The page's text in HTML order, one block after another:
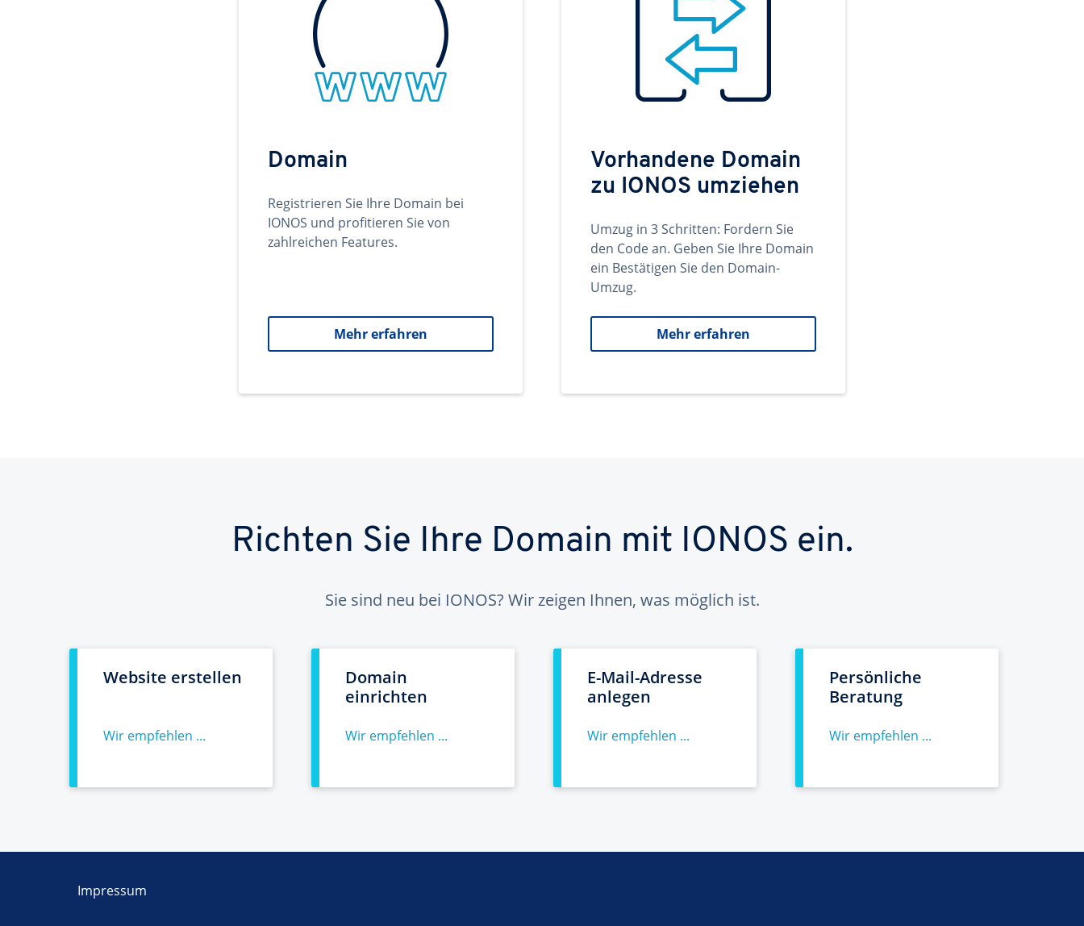
Domain
Registrieren Sie Ihre Domain bei
IONOS und profitieren Sie von
zahlreichen Features.
Mehr erfahren
Vorhandene Domain
zu IONOS umziehen
Umzug in 3 Schritten: Fordern Sie
den Code an. Geben Sie Ihre Domain
ein Bestätigen Sie den Domain-
Umzug.
Mehr erfahren
Richten Sie Ihre Domain mit IONOS ein.
Sie sind neu bei IONOS? Wir zeigen Ihnen, was möglich ist.
Website erstellen
Wir empfehlen ...
Domain
einrichten
Wir empfehlen ...
E-Mail-Adresse
anlegen
Wir empfehlen ...
Persönliche
Beratung
Wir empfehlen ...
Impressum